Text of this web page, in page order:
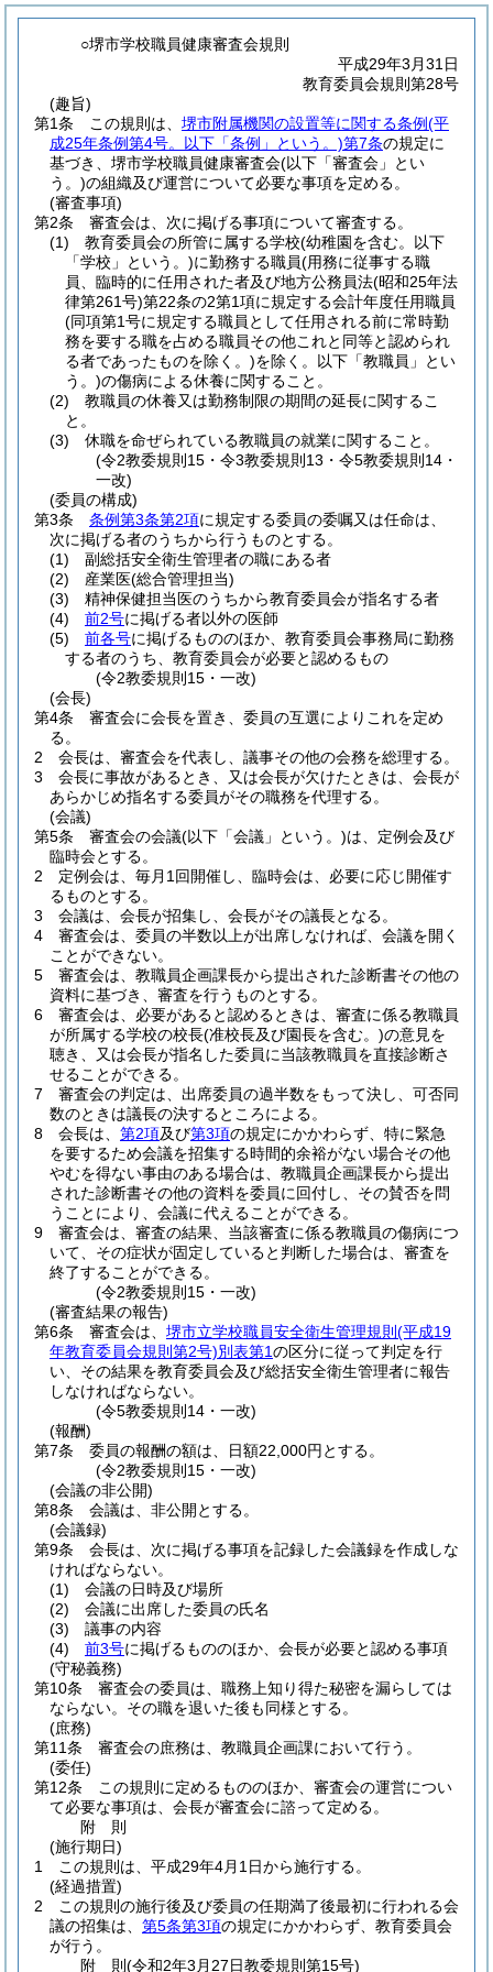
○堺市学校職員健康審査会規則
平成29年3月31日
教育委員会規則第28号
(趣旨)
第1条
この規則は、 堺市附属機関の設置等に関する条例(平
成25年条例第4号。以下「条例」という。)第7条の規定に
基づき、堺市学校職員健康審査会(以下「審査会」とい
う。)の組織及び運営について必要な事項を定める。
(審査事項)
第2条
審査会は、次に掲げる事項について審査する。
(1)
教育委員会の所管に属する学校(幼稚園を含む。以下
「学校」という。)に勤務する職員(用務に従事する職
員、臨時的に任用された者及び地方公務員法(昭和25年法
律第261号)第22条の2第1項に規定する会計年度任用職員
(同項第1号に規定する職員として任用される前に常時勤
務を要する職を占める職員その他これと同等と認められ
る者であったものを除く。)を除く。以下「教職員」とい
う。)の傷病による休養に関すること。
(2)
教職員の休養又は勤務制限の期間の延長に関するこ
と。
(3)
休職を命ぜられている教職員の就業に関すること。
(令2教委規則15・令3教委規則13・令5教委規則14・
一改)
(委員の構成)
第3条
条例第3条第2項に規定する委員の委嘱又は任命は、
次に掲げる者のうちから行うものとする。
(1)
副総括安全衛生管理者の職にある者
(2)
産業医(総合管理担当)
(3)
精神保健担当医のうちから教育委員会が指名する者
(4)
前2号に掲げる者以外の医師
(5)
前各号に掲げるもののほか、教育委員会事務局に勤務
する者のうち、教育委員会が必要と認めるもの
(令2教委規則15・一改)
(会長)
第4条
審査会に会長を置き、委員の互選によりこれを定め
る。
2
会長は、審査会を代表し、議事その他の会務を総理する。
3
会長に事故があるとき、又は会長が欠けたときは、会長が
あらかじめ指名する委員がその職務を代理する。
(会議)
第5条
審査会の会議(以下「会議」という。)は、定例会及び
臨時会とする。
2
定例会は、毎月1回開催し、臨時会は、必要に応じ開催す
るものとする。
3
会議は、会長が招集し、会長がその議長となる。
4
審査会は、委員の半数以上が出席しなければ、会議を開く
ことができない。
5
審査会は、教職員企画課長から提出された診断書その他の
資料に基づき、審査を行うものとする。
6
審査会は、必要があると認めるときは、審査に係る教職員
が所属する学校の校長(准校長及び園長を含む。)の意見を
聴き、又は会長が指名した委員に当該教職員を直接診断さ
せることができる。
7
審査会の判定は、出席委員の過半数をもって決し、可否同
数のときは議長の決するところによる。
8
会長は、 第2項及び第3項の規定にかかわらず、特に緊急
を要するため会議を招集する時間的余裕がない場合その他
やむを得ない事由のある場合は、教職員企画課長から提出
された診断書その他の資料を委員に回付し、その賛否を問
うことにより、会議に代えることができる。
9
審査会は、審査の結果、当該審査に係る教職員の傷病につ
いて、その症状が固定していると判断した場合は、審査を
終了することができる。
(令2教委規則15・一改)
(審査結果の報告)
第6条
審査会は、 堺市立学校職員安全衛生管理規則 (平成19
年教育委員会規則第2号)別表第1の区分に従って判定を行
い、その結果を教育委員会及び総括安全衛生管理者に報告
しなければならない。
(令5教委規則14・一改)
(報酬)
第7条
委員の報酬の額は、日額22,000円とする。
(令2教委規則15・一改)
(会議の非公開)
第8条
会議は、非公開とする。
(会議録)
第9条
会長は、次に掲げる事項を記録した会議録を作成しな
ければならない。
(1)
会議の日時及び場所
(2)
会議に出席した委員の氏名
(3)
議事の内容
(4)
前3号に掲げるもののほか、会長が必要と認める事項
(守秘義務)
第10条
審査会の委員は、職務上知り得た秘密を漏らしては
ならない。 その職を退いた後も同様とする。
(庶務)
第11条
審査会の庶務は、教職員企画課において行う。
(委任)
第12条
この規則に定めるもののほか、審査会の運営につい
て必要な事項は、会長が審査会に諮って定める。
附 則
(施行期日)
1
この規則は、平成29年4月1日から施行する。
(経過措置)
2
この規則の施行後及び委員の任期満了後最初に行われる会
議の招集は、 第5条第3項の規定にかかわらず、教育委員会
が行う。
附 則(令和2年3月27日教委規則第15号)